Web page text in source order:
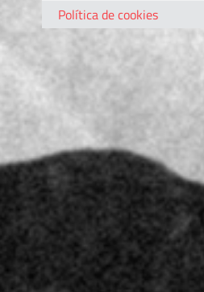
Política de cookies